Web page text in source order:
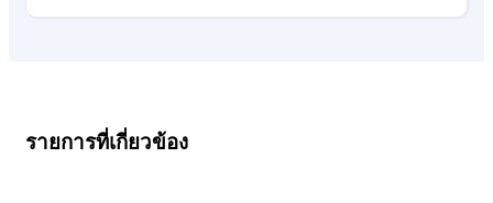
รายการที่เกี่ยวข้อง